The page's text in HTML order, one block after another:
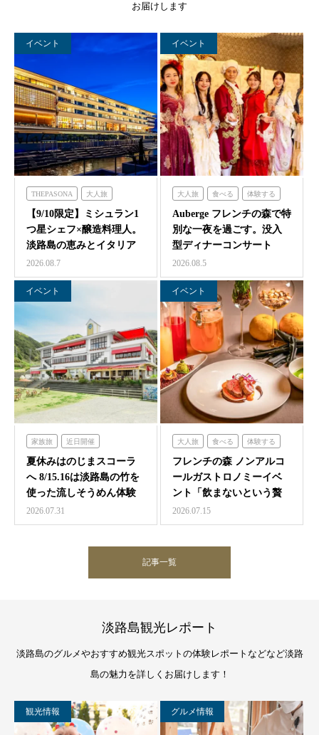
お届けします
イベント
THEPASONA 大人旅
食べる 体験する
【9/10限定】ミシュラン1
つ星シェフ×醸造料理人。
淡路島の恵みとイタリア
料理の感性が交わ…
2026.08.7
イベント
大人旅 食べる 体験する
泊まる フレンチの森
Auberge フレンチの森で特
別な一夜を過ごす。没入
型ディナーコンサート
『サロン・ド・モ…
2026.08.5
イベント
家族旅 近日開催
のじまスコーラ
夏休みはのじまスコーラ
へ 8/15.16は淡路島の竹を
使った流しそうめん体験
2026.07.31
イベント
大人旅 食べる 体験する
フレンチの森
フレンチの森 ノンアルコ
ールガストロノミーイベ
ント「飲まないという贅
沢 ～香りと味覚の館～…
2026.07.15
記事一覧
淡路島観光レポート
淡路島のグルメやおすすめ観光スポットの体験レポートなどなど淡路
島の魅力を詳しくお届けします！
観光情報 グルメ情報